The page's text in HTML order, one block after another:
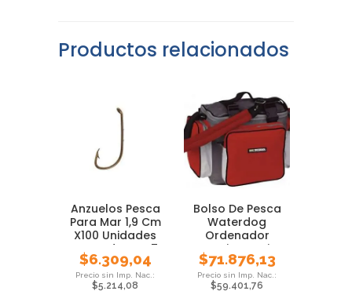
Productos relacionados
Anzuelos Pesca
Para Mar 1,9 Cm
X100 Unidades
Waterdog Nº 7
$6.309,04
$5.214,08
Bolso De Pesca
Waterdog
Ordenador
Camping Varios
Bolsillos
$71.876,13
$59.401,76